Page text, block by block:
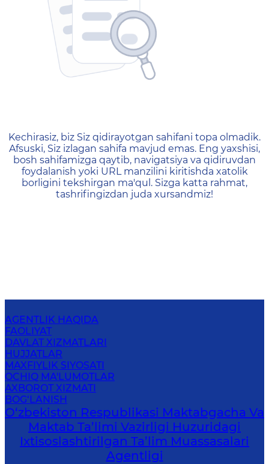
404 — Страница не
Kechirasiz, biz Siz qidirayotgan sahifani topa olmadik.
Afsuski, Siz izlagan sahifa mavjud emas. Eng yaxshisi,
bosh sahifamizga qaytib, navigatsiya va qidiruvdan
foydalanish yoki URL manzilini kiritishda xatolik
borligini tekshirgan ma'qul. Sizga katta rahmat,
tashrifingizdan juda xursandmiz!
AGENTLIK HAQIDA
FAOLIYAT
DAVLAT XIZMATLARI
HUJJATLAR
MAXFIYLIK SIYOSATI
OCHIQ MA'LUMOTLAR
AXBOROT XIZMATI
BOG‘LANISH
O‘zbekiston Respublikasi Maktabgacha Va
Maktab Ta’limi Vazirligi Huzuridagi
Ixtisoslashtirilgan Ta’lim Muassasalari
Agentligi